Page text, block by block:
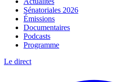
Sénatoriales 2026
Émissions
Documentaires
Podcasts
Programme
Le direct